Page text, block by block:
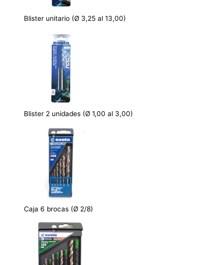
Blister unitario (Ø 3,25 al 13,00)
Blister 2 unidades (Ø 1,00 al 3,00)
Caja 6 brocas (Ø 2/8)